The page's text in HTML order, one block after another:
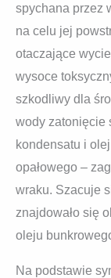
spychana przez
na celu jej
otaczające
wysoce
szkodliwy dla
wody zatonięcie
kondensatu i
opałowego –
wraku. Szacuje
znajdowało się
oleju
Na podstawie